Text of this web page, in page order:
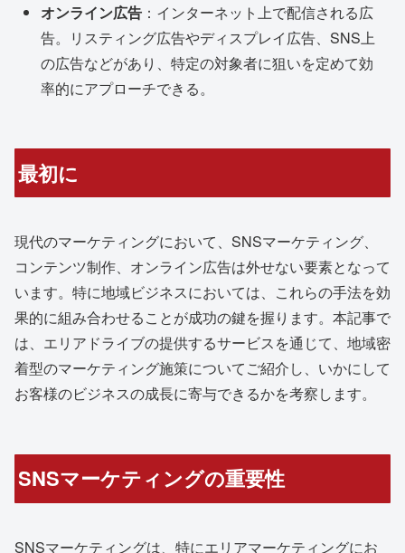
オンライン広告 ：インターネット上で配信される広
告。リスティング広告やディスプレイ広告、SNS上
の広告などがあり、特定の対象者に狙いを定めて効
率的にアプローチできる。
最初に
現代のマーケティングにおいて、SNSマーケティング、
コンテンツ制作、オンライン広告は外せない要素となって
います。特に地域ビジネスにおいては、これらの手法を効
果的に組み合わせることが成功の鍵を握ります。本記事で
は、エリアドライブの提供するサービスを通じて、地域密
着型のマーケティング施策についてご紹介し、いかにして
お客様のビジネスの成長に寄与できるかを考察します。
SNSマーケティングの重要性
SNSマーケティングは、特にエリアマーケティングにお